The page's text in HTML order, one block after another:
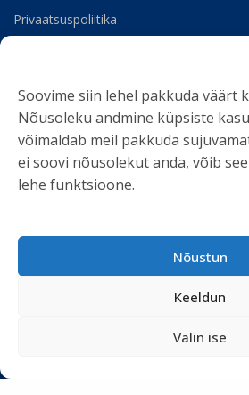
Soovime siin lehel pakkuda väärt
Nõusoleku andmine küpsiste
võimaldab meil pakkuda
ei soovi nõusolekut anda, võib
lehe funktsioone.
Nõustun
Keeldun
Valin ise
Privaatsuspoliitika
SOTSIAALMEEDIA
Ole kursis meie tegemistega. Peame kinni